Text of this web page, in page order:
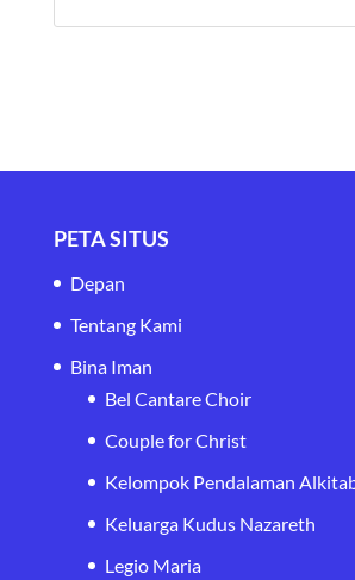
PETA SITUS
Depan
Tentang Kami
Bina Iman
Bel Cantare Choir
Couple for Christ
Kelompok Pendalaman
Keluarga Kudus Nazareth
Legio Maria